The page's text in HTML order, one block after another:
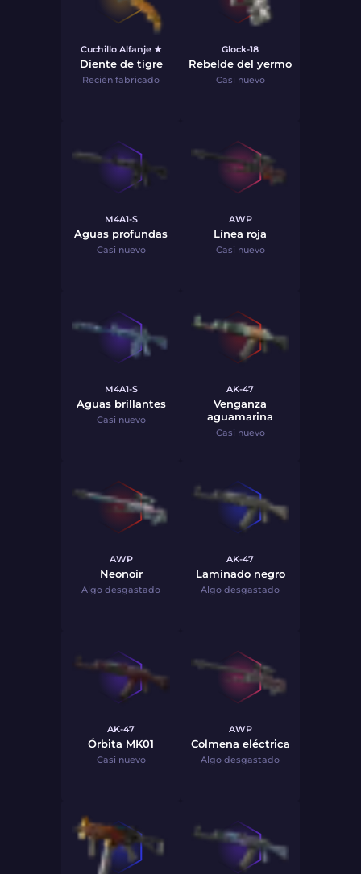
Cuchillo Alfanje ★
Diente de tigre
Recién fabricado
Glock-18
Rebelde del yermo
Casi nuevo
M4A1-S
Aguas profundas
Casi nuevo
AWP
Línea roja
Casi nuevo
M4A1-S
Aguas brillantes
Casi nuevo
AK-47
Venganza
aguamarina
Casi nuevo
AWP
Neonoir
Algo desgastado
AK-47
Laminado negro
Algo desgastado
AK-47
Órbita MK01
Casi nuevo
AWP
Colmena eléctrica
Algo desgastado